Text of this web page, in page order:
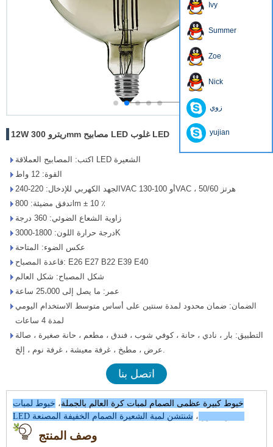
12W ريترو 300mm مصابيح LED غلوب LED
اكتب: المصابيح العملاقة LED الشعيرة
القوة: 12 واط
الجهد الكهربي للإدخال: 220-240VAC أو 100-130VAC ، 50/60 هرتز
تدفق مضيئة: 800lm ± 10 ٪
زاوية الشعاع الضوئي: 360 درجة
درجة حرارة اللون: 1800-3000K
عكس الضوء: المتاحة
قاعدة المصباح: E26 E27 B22 E39 E40
شكل المصباح: شكل العالم
عمر: ما يصل إلى 25،000 ساعة
الضمان: ضمان محدود لمدة سنتين على أساس متوسط ​​الاستخدام اليومي
لمدة 4 ساعات
التطبيق: بار ، نادي ، حانة ، كوفي شوب ، فندق ، مطعم ، حانة صغيرة ، صالة
عرض ، مطبخ ، غرفة معيشة ، غرفة نوم ، إلخ.
اتصل بنا
خيوط كبيرة عظمى الصمام لمبات كرة العالم بالجملة، خيوط لمبات
، شنتشن لمبة الشعيرة الصمام الخفيفة المصنعة
وصف المنتج
Ivy
Summer
Zoe
Nick
زوي
yujian